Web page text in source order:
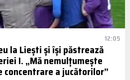
12:05
la Liești și își păstrează
I. „Mă nemulțumește
a jucătorilor”